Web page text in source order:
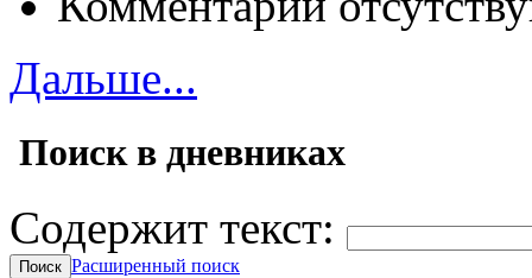
Дальше...
Поиск в дневниках
Содержит текст:
Расширенный поиск